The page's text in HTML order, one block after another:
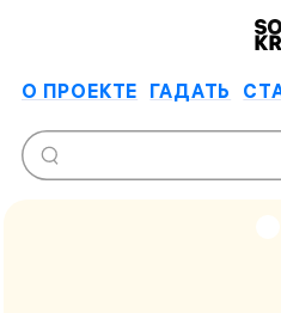
О ПРОЕКТЕ ГАДАТЬ